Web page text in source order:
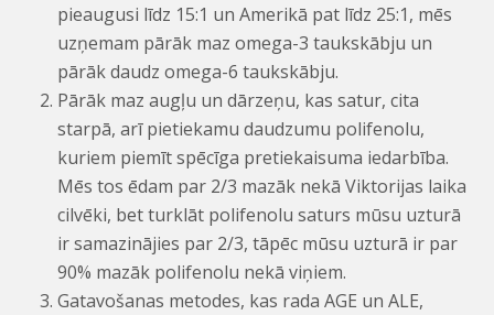
pieaugusi līdz 15:1 un Amerikā pat līdz 25:1, mēs
uzņemam pārāk maz omega-3 taukskābju un
pārāk daudz omega-6 taukskābju.
Pārāk maz augļu un dārzeņu, kas satur, cita
starpā, arī pietiekamu daudzumu polifenolu,
kuriem piemīt spēcīga pretiekaisuma iedarbība.
Mēs tos ēdam par 2/3 mazāk nekā Viktorijas laika
cilvēki, bet turklāt polifenolu saturs mūsu uzturā
ir samazinājies par 2/3, tāpēc mūsu uzturā ir par
90% mazāk polifenolu nekā viņiem.
Gatavošanas metodes, kas rada AGE un ALE,